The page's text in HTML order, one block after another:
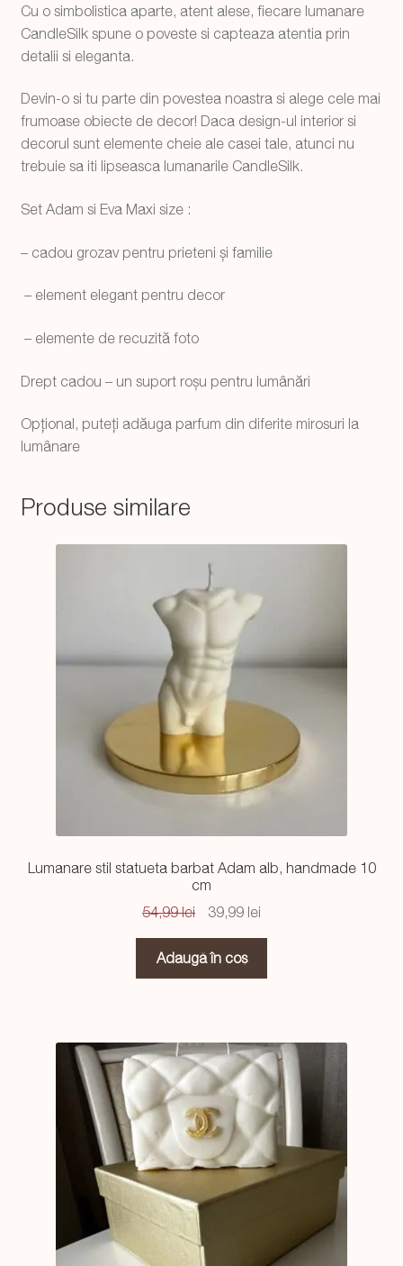
Cu o simbolistica aparte, atent alese, fiecare lumanare
CandleSilk spune o poveste si capteaza atentia prin
detalii si eleganta.
Devin-o si tu parte din povestea noastra si alege cele mai
frumoase obiecte de decor! Daca design-ul interior si
decorul sunt elemente cheie ale casei tale, atunci nu
trebuie sa iti lipseasca lumanarile CandleSilk.
Set Adam si Eva Maxi size :
– cadou grozav pentru prieteni și familie
– element elegant pentru decor
– elemente de recuzită foto
Drept cadou – un suport roșu pentru lumânări
Opțional, puteți adăuga parfum din diferite mirosuri la
lumânare
Produse similare
Lumanare stil statueta barbat Adam alb, handmade 10
cm
54,99lei
Prețul
a
fost:
39,99 leiPrețul
39,99 lei.
Adaugă în coș